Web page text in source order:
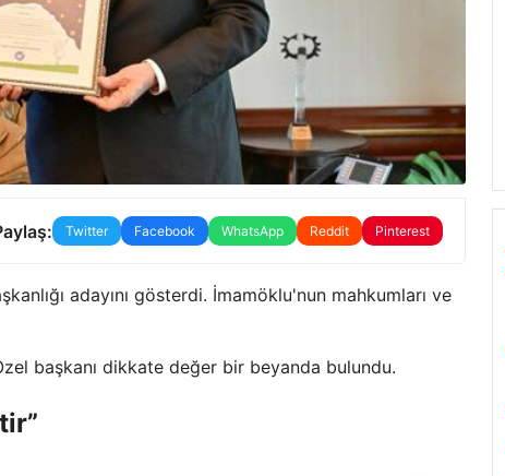
Twitter Facebook WhatsApp Reddit Pinterest
adayını gösterdi. İmamöklu'nun mahkumları ve
başkanı dikkate değer bir beyanda bulundu.